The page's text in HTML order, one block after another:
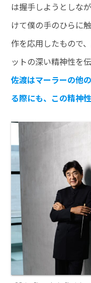
は握手しようとしな
けて僕の手のひらに
作を応用したもので
ットの深い精神性を
佐渡はマーラーの他
る際にも、この精神